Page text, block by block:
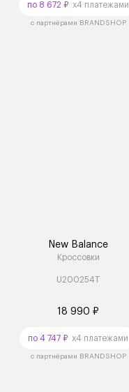
по 8 672 ₽ x4 платежами
с партнёрами BRANDSHOP
New Balance
Кроссовки
U200254T
18 990 ₽
по 4 747 ₽ x4 платежами
с партнёрами BRANDSHOP